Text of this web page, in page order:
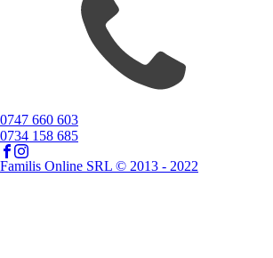
0747 660 603
0734 158 685
Familis Online SRL © 2013 - 2022